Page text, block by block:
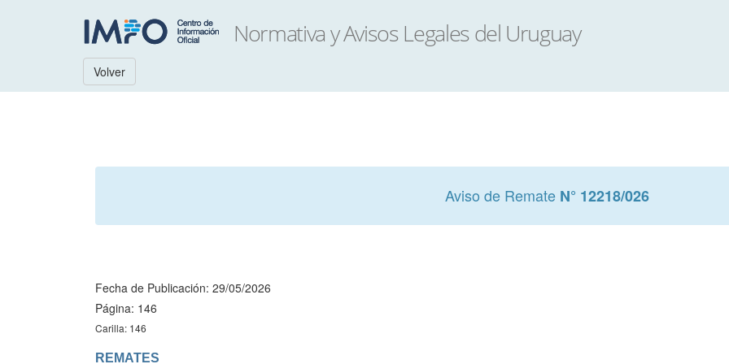
Volver
Aviso de Remate N° 12218/026
Fecha de Publicación: 29/05/2026
Página: 146
Carilla: 146
REMATES